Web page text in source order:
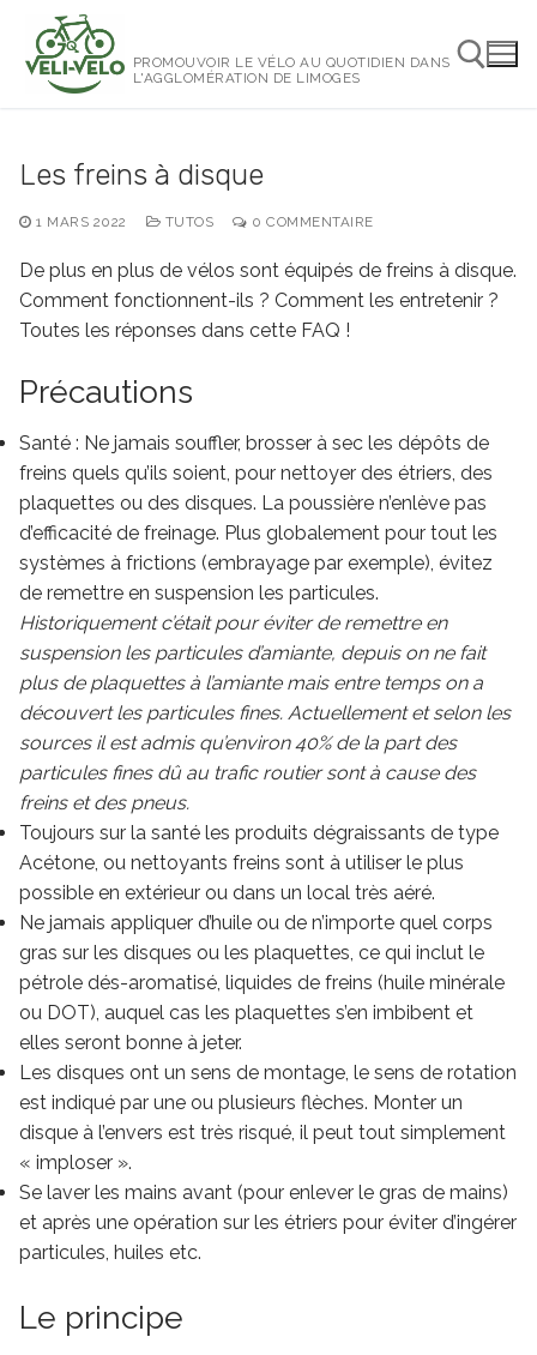
contenu
PROMOUVOIR LE VÉLO AU QUOTIDIEN DANS
L'AGGLOMÉRATION DE LIMOGES
Les freins à disque
1 MARS 2022 TUTOS 0 COMMENTAIRE
De plus en plus de vélos sont équipés de freins à disque.
Comment fonctionnent-ils ? Comment les entretenir ?
Toutes les réponses dans cette FAQ !
Précautions
Santé : Ne jamais souffler, brosser à sec les dépôts de
freins quels qu’ils soient, pour nettoyer des étriers, des
plaquettes ou des disques. La poussière n’enlève pas
d’efficacité de freinage. Plus globalement pour tout les
systèmes à frictions (embrayage par exemple), évitez
de remettre en suspension les particules.
Historiquement c’était pour éviter de remettre en
suspension les particules d’amiante, depuis on ne fait
plus de plaquettes à l’amiante mais entre temps on a
découvert les particules fines. Actuellement et selon les
sources il est admis qu’environ 40% de la part des
particules fines dû au trafic routier sont à cause des
freins et des pneus.
Toujours sur la santé les produits dégraissants de type
Acétone, ou nettoyants freins sont à utiliser le plus
possible en extérieur ou dans un local très aéré.
Ne jamais appliquer d’huile ou de n’importe quel corps
gras sur les disques ou les plaquettes, ce qui inclut le
pétrole dés-aromatisé, liquides de freins (huile minérale
ou DOT), auquel cas les plaquettes s’en imbibent et
elles seront bonne à jeter.
Les disques ont un sens de montage, le sens de rotation
est indiqué par une ou plusieurs flèches. Monter un
disque à l’envers est très risqué, il peut tout simplement
« imploser ».
Se laver les mains avant (pour enlever le gras de mains)
et après une opération sur les étriers pour éviter d’ingérer
particules, huiles etc.
Le principe